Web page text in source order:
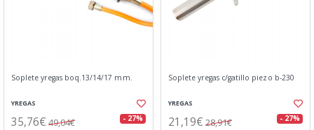
Soplete yregas boq.13/14/17 mm.
YREGAS
35,76€ 49,04€ - 27%
Soplete yregas c/gatillo piezo b-230
YREGAS
21,19€ 28,91€ - 27%